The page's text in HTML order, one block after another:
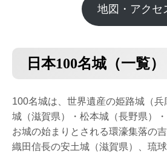
地図・アクセ
日本100名城（一覧）
100名城は、世界遺産の姫路城（
城（滋賀県）・松本城（長野県）
お城の始まりとされる環濠集落の
織田信長の安土城（滋賀県）、琉